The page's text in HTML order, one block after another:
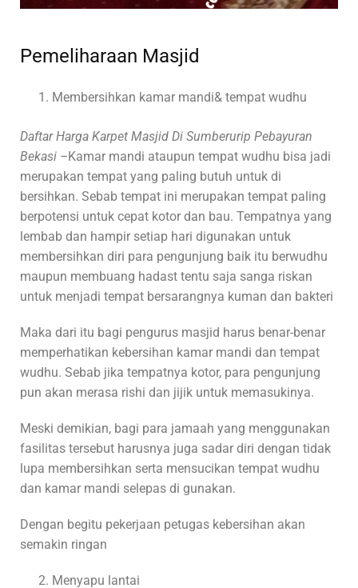
Pemeliharaan Masjid
Membersihkan kamar mandi& tempat wudhu
Daftar Harga Karpet Masjid Di Sumberurip Pebayuran
Bekasi –Kamar mandi ataupun tempat wudhu bisa jadi
merupakan tempat yang paling butuh untuk di
bersihkan. Sebab tempat ini merupakan tempat paling
berpotensi untuk cepat kotor dan bau. Tempatnya yang
lembab dan hampir setiap hari digunakan untuk
membersihkan diri para pengunjung baik itu berwudhu
maupun membuang hadast tentu saja sanga riskan
untuk menjadi tempat bersarangnya kuman dan bakteri
Maka dari itu bagi pengurus masjid harus benar-benar
memperhatikan kebersihan kamar mandi dan tempat
wudhu. Sebab jika tempatnya kotor, para pengunjung
pun akan merasa rishi dan jijik untuk memasukinya.
Meski demikian, bagi para jamaah yang menggunakan
fasilitas tersebut harusnya juga sadar diri dengan tidak
lupa membersihkan serta mensucikan tempat wudhu
dan kamar mandi selepas di gunakan.
Dengan begitu pekerjaan petugas kebersihan akan
semakin ringan
Menyapu lantai